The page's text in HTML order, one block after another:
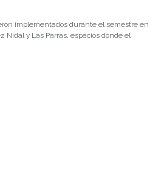
implementados durante el semestre en
Nidal y Las Parras, espacios donde el